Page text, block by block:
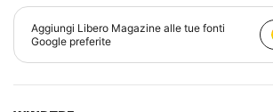
Aggiungi Libero Magazine alle tue fonti
Google preferite